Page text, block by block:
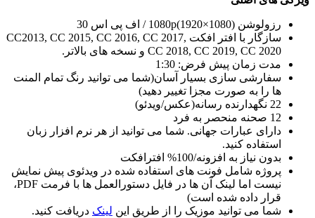
رزولوشن 1080p(1920×1080) / اف پی اس 30
سازگار با افتر افکت CC2013, CC 2015, CC 2016, CC 2017,
CC 2018, CC 2019, CC 2020 و نسخه های بالاتر.
مدت زمان پیش فرض: 1:30
سفارشی سازی بسیار آسان(شما می توانید رنگ تمام المنت
ها را به صورت مجزا تغییر دهید)
22 نگهدارنده رسانه(عکس/ویدئو)
12 صحنه منحصر به فرد
دارای عبارات جهانی. شما می توانید از هر نرم افزار زبان
استفاده کنید.
بدون نیاز به افزونه/100% افترافکت
پروژه شامل فونت های استفاده شده در ویدئوی پیش نمایش
نیست اما لینک آن ها در فایل دستورالعمل ها با فرمت PDF،
قرار داده شده است)
شما می توانید موزیک را از طریق این لینک دریافت کنید.